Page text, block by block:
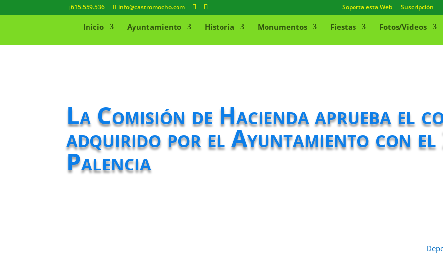
615.559.536 info@castromocho.com Soporta esta Web Suscripción
Inicio Ayuntamiento Historia Monumentos Fiestas Fotos/Videos
La Comisión de Hacienda aprueba el
adquirido por el Ayuntamiento con el
Palencia